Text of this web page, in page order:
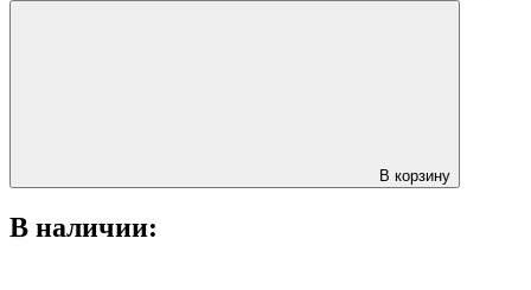
В корзину
В наличии: